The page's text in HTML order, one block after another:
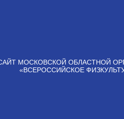
МОСКОВСКОЙ ОБЛАСТНОЙ
«ВСЕРОССИЙСКОЕ